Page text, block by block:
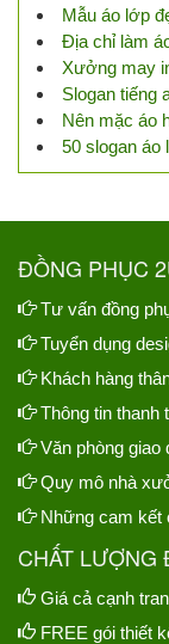
Mẫu áo lớp
Địa chỉ làm
Xưởng may
Slogan tiếng
Nên mặc áo
50 slogan áo
ĐỒNG PHỤC
Tư vấn đồng
Tuyển dụng
Khách hàng
Thông tin thanh
Văn phòng giao
Quy mô nhà
Những cam kết
CHẤT LƯỢNG
Giá cả cạnh
FREE gói thiết